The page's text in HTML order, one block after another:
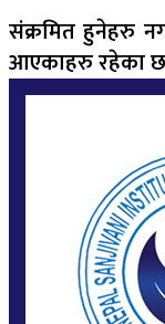
संक्रमित हुनेहरु
आएकाहरु रहेका